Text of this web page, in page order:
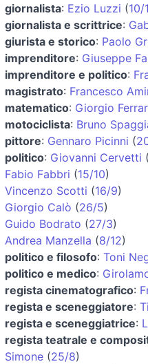
giornalista: Ezio Luzzi (10/
giornalista e scrittrice:
giurista e storico: Paolo
imprenditore: Giuseppe
imprenditore e politico:
magistrato: Francesco
matematico: Giorgio
motociclista: Bruno
pittore: Gennaro Picinni (
politico: Giovanni Cervetti (
Fabio Fabbri (15/10)
Vincenzo Scotti (16/9)
Giorgio Calò (26/5)
Guido Bodrato (27/3)
Andrea Manzella (8/12)
politico e filosofo: Toni
politico e medico:
regista cinematografico:
regista e sceneggiatore:
regista e sceneggiatrice:
regista teatrale e
Simone (25/8)